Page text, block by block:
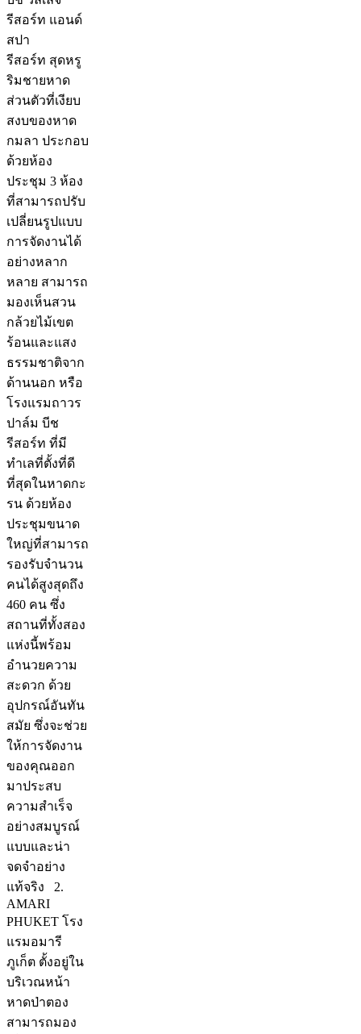
รีสอร์ท แอนด์
สปา
รีสอร์ท สุดหรู
ริมชายหาด
ส่วนตัวที่เงียบ
สงบของหาด
กมลา ประกอบ
ด้วยห้อง
ประชุม 3 ห้อง
ที่สามารถปรับ
เปลี่ยนรูปแบบ
การจัดงานได้
อย่างหลาก
หลาย สามารถ
มองเห็นสวน
กล้วยไม้เขต
ร้อนและแสง
ธรรมชาติจาก
ด้านนอก หรือ
โรงแรมถาวร
ปาล์ม บีช
รีสอร์ท ที่มี
ทำเลที่ตั้งที่ดี
ที่สุดในหาดกะ
รน ด้วยห้อง
ประชุมขนาด
ใหญ่ที่สามารถ
รองรับจำนวน
คนได้สูงสุดถึง
460 คน ซึ่ง
สถานที่ทั้งสอง
แห่งนี้พร้อม
อำนวยความ
สะดวก ด้วย
อุปกรณ์อันทัน
สมัย ซึ่งจะช่วย
ให้การจัดงาน
ของคุณออก
มาประสบ
ความสำเร็จ
อย่างสมบูรณ์
แบบและน่า
จดจำอย่าง
แท้จริง 2.
AMARI
PHUKET โรง
แรมอมารี
ภูเก็ต ตั้งอยู่ใน
บริเวณหน้า
หาดป่าตอง
สามารถมอง